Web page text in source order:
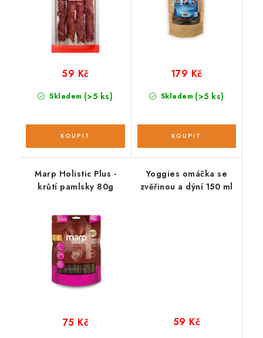
Skladem (>5 ks)
59 Kč
Skladem (>5 ks)
179 Kč
Marp Holistic Plus -
krůtí pamlsky 80g
75 Kč
Yoggies omáčka se
zvěřinou a dýní 150 ml
59 Kč